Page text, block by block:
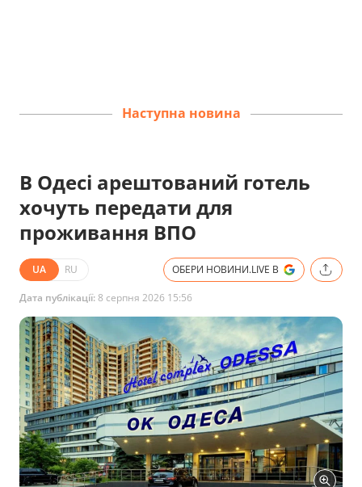
Наступна новина
В Одесі арештований готель
хочуть передати для
проживання ВПО
UA RU ОБЕРИ НОВИНИ.LIVE В
Дата публікації:8 серпня 2026 15:56